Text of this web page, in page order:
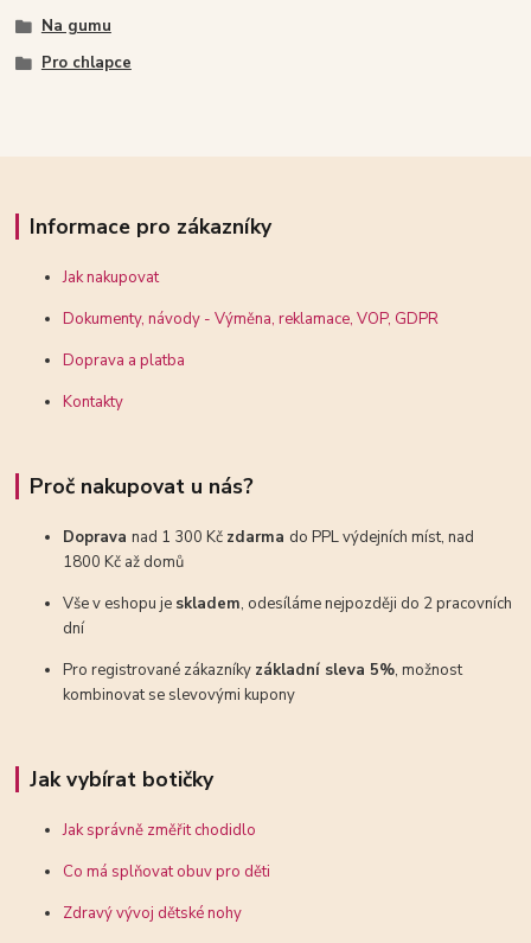
Na gumu
Pro chlapce
Informace pro zákazníky
Jak nakupovat
Dokumenty, návody - Výměna, reklamace, VOP, GDPR
Doprava a platba
Kontakty
Proč nakupovat u nás?
Dopravanad 1 300 Kč zdarma do PPL výdejních míst, nad
1800 Kč až domů
Vše v eshopu je skladem, odesíláme nejpozději do 2 pracovních
dní
Pro registrované zákazníky základní sleva 5%, možnost
kombinovat se slevovými kupony
Jak vybírat botičky
Jak správně změřit chodidlo
Co má splňovat obuv pro děti
Zdravý vývoj dětské nohy